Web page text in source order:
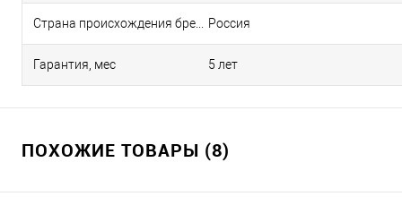
Россия
Гарантия, мес 5 лет
ПОХОЖИЕ ТОВАРЫ (8)